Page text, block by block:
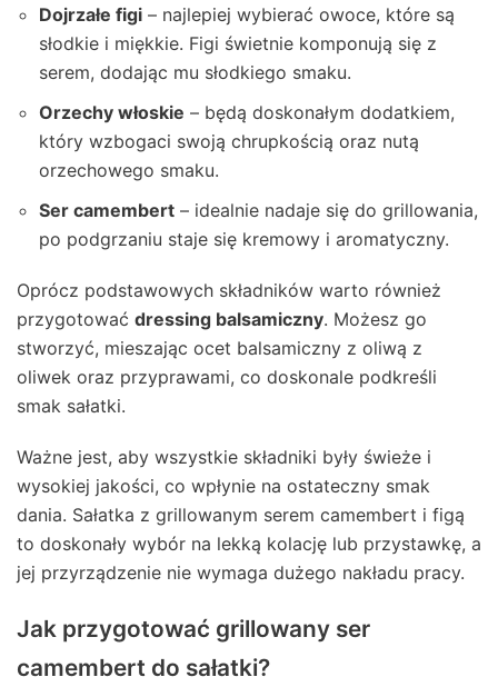
Dojrzałe figi – najlepiej wybierać owoce, które są
słodkie i miękkie. Figi świetnie komponują się z
serem, dodając mu słodkiego smaku.
Orzechy włoskie – będą doskonałym dodatkiem,
który wzbogaci swoją chrupkością oraz nutą
orzechowego smaku.
Ser camembert – idealnie nadaje się do grillowania,
po podgrzaniu staje się kremowy i aromatyczny.
Oprócz podstawowych składników warto również
przygotować dressing balsamiczny. Możesz go
stworzyć, mieszając ocet balsamiczny z oliwą z
oliwek oraz przyprawami, co doskonale podkreśli
smak sałatki.
Ważne jest, aby wszystkie składniki były świeże i
wysokiej jakości, co wpłynie na ostateczny smak
dania. Sałatka z grillowanym serem camembert i figą
to doskonały wybór na lekką kolację lub przystawkę, a
jej przyrządzenie nie wymaga dużego nakładu pracy.
Jak przygotować grillowany ser
camembert do sałatki?